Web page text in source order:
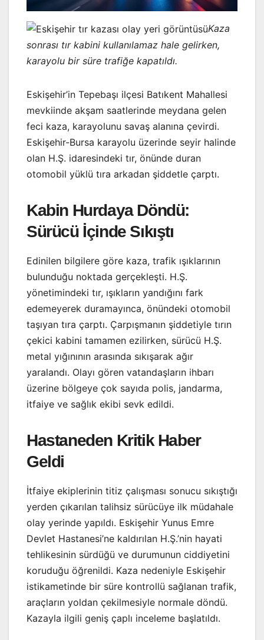
Kaza
sonrası tır kabini kullanılamaz hale gelirken,
karayolu bir süre trafiğe kapatıldı.
Eskişehir’in Tepebaşı ilçesi Batıkent Mahallesi
mevkiinde akşam saatlerinde meydana gelen
feci kaza, karayolunu savaş alanına çevirdi.
Eskişehir-Bursa karayolu üzerinde seyir halinde
olan H.Ş. idaresindeki tır, önünde duran
otomobil yüklü tıra arkadan şiddetle çarptı.
Kabin Hurdaya Döndü:
Sürücü İçinde Sıkıştı
Edinilen bilgilere göre kaza, trafik ışıklarının
bulunduğu noktada gerçekleşti. H.Ş.
yönetimindeki tır, ışıkların yandığını fark
edemeyerek duramayınca, önündeki otomobil
taşıyan tıra çarptı. Çarpışmanın şiddetiyle tırın
çekici kabini tamamen ezilirken, sürücü H.Ş.
metal yığınının arasında sıkışarak ağır
yaralandı. Olayı gören vatandaşların ihbarı
üzerine bölgeye çok sayıda polis, jandarma,
itfaiye ve sağlık ekibi sevk edildi.
Hastaneden Kritik Haber
Geldi
İtfaiye ekiplerinin titiz çalışması sonucu sıkıştığı
yerden çıkarılan talihsiz sürücüye ilk müdahale
olay yerinde yapıldı. Eskişehir Yunus Emre
Devlet Hastanesi’ne kaldırılan H.Ş.’nin hayati
tehlikesinin sürdüğü ve durumunun ciddiyetini
koruduğu öğrenildi. Kaza nedeniyle Eskişehir
istikametinde bir süre kontrollü sağlanan trafik,
araçların yoldan çekilmesiyle normale döndü.
Kazayla ilgili geniş çaplı inceleme başlatıldı.